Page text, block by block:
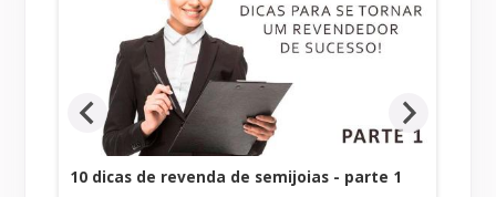
10 dicas de revenda de semijoias - parte 1